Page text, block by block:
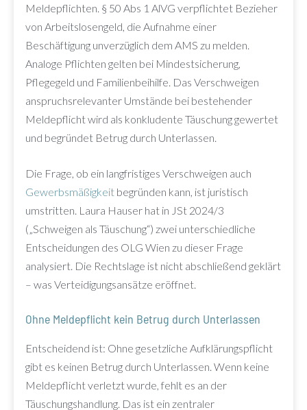
Meldepflichten. § 50 Abs 1 AlVG verpflichtet Bezieher
von Arbeitslosengeld, die Aufnahme einer
Beschäftigung unverzüglich dem AMS zu melden.
Analoge Pflichten gelten bei Mindestsicherung,
Pflegegeld und Familienbeihilfe. Das Verschweigen
anspruchsrelevanter Umstände bei bestehender
Meldepflicht wird als konkludente Täuschung gewertet
und begründet Betrug durch Unterlassen.
Die Frage, ob ein langfristiges Verschweigen auch
Gewerbsmäßigkeit begründen kann, ist juristisch
umstritten. Laura Hauser hat in JSt 2024/3
(„Schweigen als Täuschung“) zwei unterschiedliche
Entscheidungen des OLG Wien zu dieser Frage
analysiert. Die Rechtslage ist nicht abschließend geklärt
– was Verteidigungsansätze eröffnet.
Ohne Meldepflicht kein Betrug durch Unterlassen
Entscheidend ist: Ohne gesetzliche Aufklärungspflicht
gibt es keinen Betrug durch Unterlassen. Wenn keine
Meldepflicht verletzt wurde, fehlt es an der
Täuschungshandlung. Das ist ein zentraler